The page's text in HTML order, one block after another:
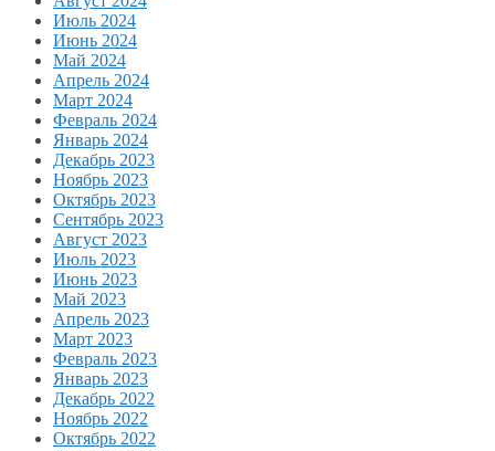
Июль 2024
Июнь 2024
Май 2024
Апрель 2024
Март 2024
Февраль 2024
Январь 2024
Декабрь 2023
Ноябрь 2023
Октябрь 2023
Сентябрь 2023
Август 2023
Июль 2023
Июнь 2023
Май 2023
Апрель 2023
Март 2023
Февраль 2023
Январь 2023
Декабрь 2022
Ноябрь 2022
Октябрь 2022